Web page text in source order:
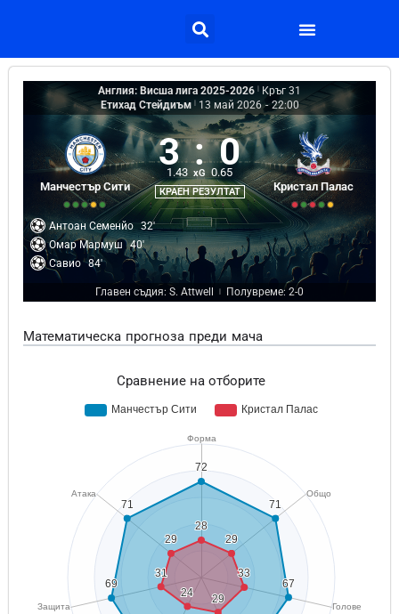
Англия: Висша лига 2025-2026
Кръг 31
Етихад Стейдиъм
13 май 2026 - 22:00
Манчестър Сити
3 : 0
1.43 xG 0.65
КРАЕН РЕЗУЛТАТ Кристал Палас
Антоан Семенйо 32'
Омар Мармуш
40'
Савио 84'
Главен съдия: S. Attwell Полувреме: 2-0
Математическа прогноза преди мача
Сравнение на отборите